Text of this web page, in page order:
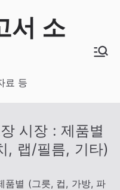
서 소
료 등
시장 : 제품별
, 랩/필름, 기타)
품별 (그릇, 컵, 가방, 파